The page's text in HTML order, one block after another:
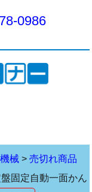
0986
械 >売切れ商品
固定自動一面かん